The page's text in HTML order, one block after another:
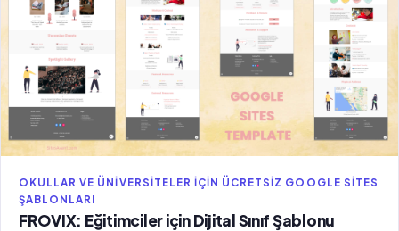
OKULLAR VE ÜNIVERSITELER IÇIN ÜCRETSIZ GOOGLE SITES
ŞABLONLARI
FROVIX: Eğitimciler için Dijital Sınıf Şablonu